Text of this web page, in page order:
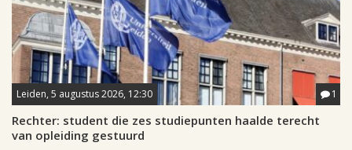
Leiden, 5 augustus 2026, 12:30 1
Rechter: student die zes studiepunten haalde terecht
van opleiding gestuurd